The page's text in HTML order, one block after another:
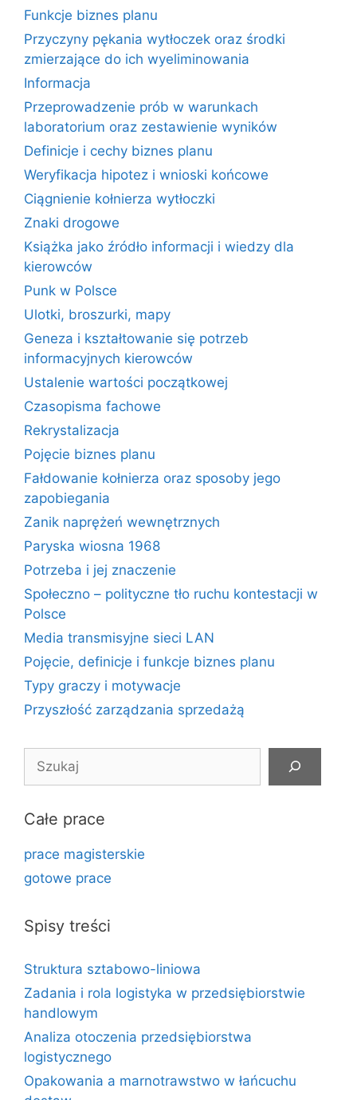
Funkcje biznes planu
Przyczyny pękania wytłoczek oraz środki
zmierzające do ich wyeliminowania
Informacja
Przeprowadzenie prób w warunkach
laboratorium oraz zestawienie wyników
Definicje i cechy biznes planu
Weryfikacja hipotez i wnioski końcowe
Ciągnienie kołnierza wytłoczki
Znaki drogowe
Książka jako źródło informacji i wiedzy dla
kierowców
Punk w Polsce
Ulotki, broszurki, mapy
Geneza i kształtowanie się potrzeb
informacyjnych kierowców
Ustalenie wartości początkowej
Czasopisma fachowe
Rekrystalizacja
Pojęcie biznes planu
Fałdowanie kołnierza oraz sposoby jego
zapobiegania
Zanik naprężeń wewnętrznych
Paryska wiosna 1968
Potrzeba i jej znaczenie
Społeczno – polityczne tło ruchu kontestacji w
Polsce
Media transmisyjne sieci LAN
Pojęcie, definicje i funkcje biznes planu
Typy graczy i motywacje
Przyszłość zarządzania sprzedażą
Całe prace
prace magisterskie
gotowe prace
Spisy treści
Struktura sztabowo-liniowa
Zadania i rola logistyka w przedsiębiorstwie
handlowym
Analiza otoczenia przedsiębiorstwa
logistycznego
Opakowania a marnotrawstwo w łańcuchu